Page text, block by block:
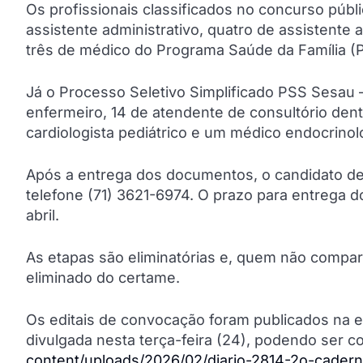
Os profissionais classificados no concurso
assistente administrativo, quatro de assistente
três de médico do Programa Saúde da Família
Já o Processo Seletivo Simplificado PSS
enfermeiro, 14 de atendente de consultório
cardiologista pediátrico e um médico
Após a entrega dos documentos, o candidato
telefone (71) 3621-6974. O prazo para entrega
abril.
As etapas são eliminatórias e, quem não
eliminado do certame.
Os editais de convocação foram publicados na
divulgada nesta terça-feira (24), podendo ser